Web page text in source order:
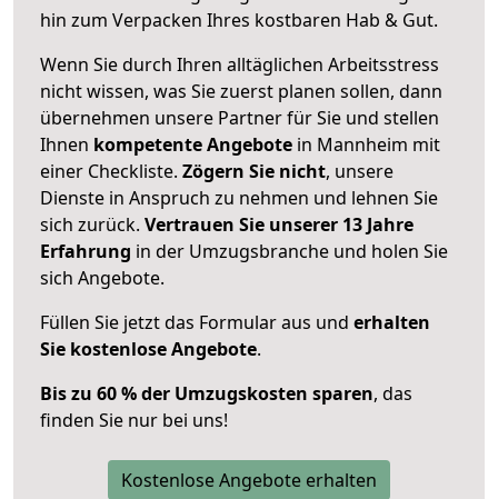
hin zum Verpacken Ihres kostbaren Hab & Gut.
Wenn Sie durch Ihren alltäglichen Arbeitsstress
nicht wissen, was Sie zuerst planen sollen, dann
übernehmen unsere Partner für Sie und stellen
Ihnen kompetente Angebote in Mannheim mit
einer Checkliste. Zögern Sie nicht, unsere
Dienste in Anspruch zu nehmen und lehnen Sie
sich zurück. Vertrauen Sie unserer 13 Jahre
Erfahrung in der Umzugsbranche und holen Sie
sich Angebote.
Füllen Sie jetzt das Formular aus und erhalten
Sie kostenlose Angebote.
Bis zu 60 % der Umzugskosten sparen, das
finden Sie nur bei uns!
Kostenlose Angebote erhalten